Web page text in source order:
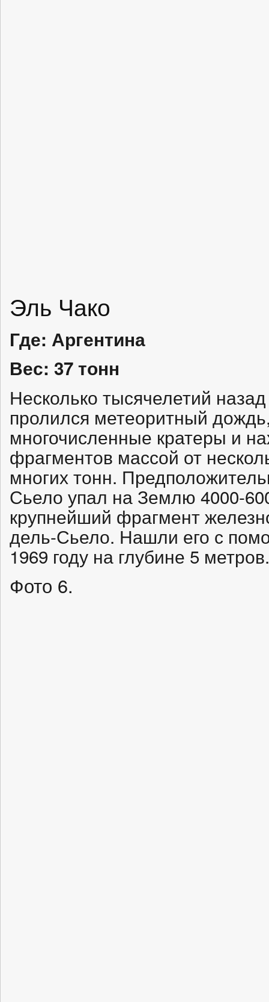
Эль Чако
Где: Аргентина
Вес: 37 тонн
Несколько тысячелетий
пролился метеоритный
многочисленные кратеры и
фрагментов массой от
многих тонн.
Сьело упал на Землю 4000-
крупнейший фрагмент
дель-Сьело. Нашли его с
1969 году на глубине 5 метров.
Фото 6.